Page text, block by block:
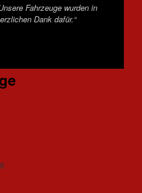
Fahrzeuge wurden in
Dank dafür.“
Unsere Fahrzeuge wurden in
Dank dafür.“